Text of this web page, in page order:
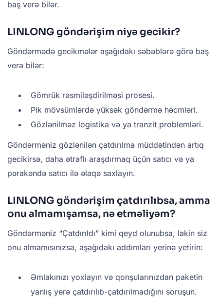
baş verə bilər.
LINLONG göndərişim niyə gecikir?
Göndərmədə gecikmələr aşağıdakı səbəblərə görə baş
verə bilər:
Gömrük rəsmiləşdirilməsi prosesi.
Pik mövsümlərdə yüksək göndərmə həcmləri.
Gözlənilməz logistika və ya tranzit problemləri.
Göndərməniz gözlənilən çatdırılma müddətindən artıq
gecikirsə, daha ətraflı araşdırmaq üçün satıcı və ya
pərakəndə satıcı ilə əlaqə saxlayın.
LINLONG göndərişim çatdırılıbsa, amma
onu almamışamsa, nə etməliyəm?
Göndərməniz “Çatdırıldı” kimi qeyd olunubsa, lakin siz
onu almamısınızsa, aşağıdakı addımları yerinə yetirin:
Əmlakınızı yoxlayın və qonşularınızdan paketin
yanlış yerə çatdırılıb-çatdırılmadığını soruşun.